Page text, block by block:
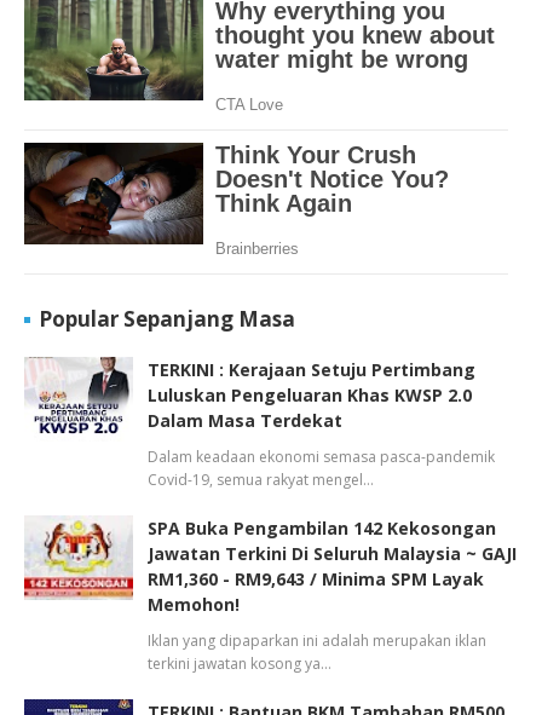
Popular Sepanjang Masa
TERKINI : Kerajaan Setuju Pertimbang
Luluskan Pengeluaran Khas KWSP 2.0
Dalam Masa Terdekat
Dalam keadaan ekonomi semasa pasca-pandemik
Covid-19, semua rakyat mengel…
SPA Buka Pengambilan 142 Kekosongan
Jawatan Terkini Di Seluruh Malaysia ~ GAJI
RM1,360 - RM9,643 / Minima SPM Layak
Memohon!
Iklan yang dipaparkan ini adalah merupakan iklan
terkini jawatan kosong ya…